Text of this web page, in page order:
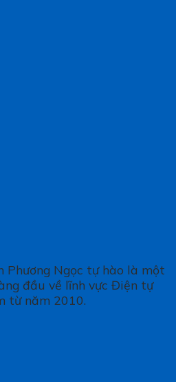
Phương Ngọc tự hào là một
đầu về lĩnh vực Điện tự
từ năm 2010.